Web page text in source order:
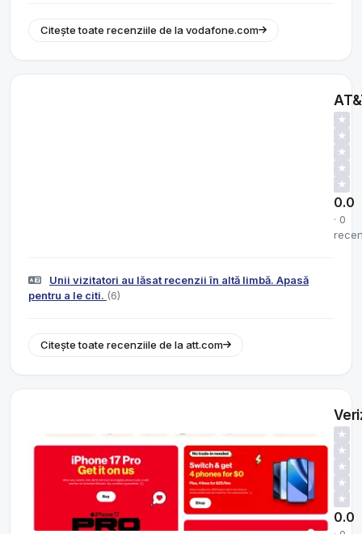
Citește toate recenziile de la vodafone.com
★
★
★
★
★
0.0
· 0
Unii vizitatori au lăsat recenzii în altă limbă. Apasă
pentru a le citi. (6)
Citește toate recenziile de la att.com
★
★
★
★
★
0.0